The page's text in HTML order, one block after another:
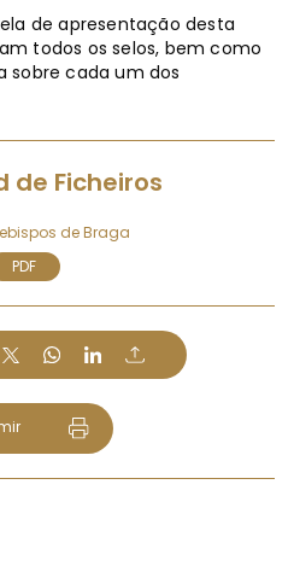
de apresentação desta
todos os selos, bem como
sobre cada um dos
de Ficheiros
de Braga
PDF